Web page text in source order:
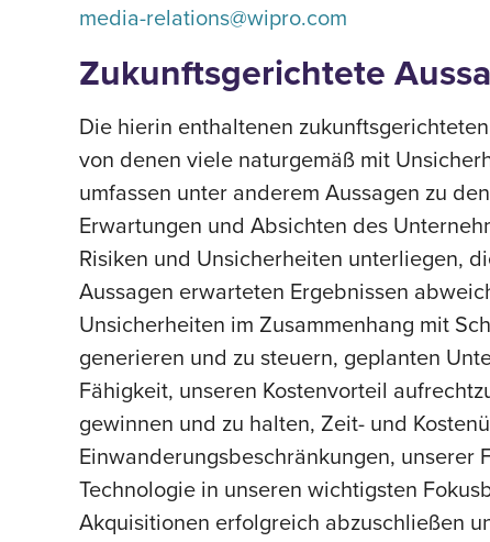
media-relations@wipro.com
Zukunftsgerichtete
Die hierin enthaltenen
von denen viele naturgemäß mit
umfassen unter anderem Aussagen zu
Erwartungen und Absichten des
Risiken und Unsicherheiten unterliegen,
Aussagen erwarteten Ergebnissen
Unsicherheiten im Zusammenhang mit
generieren und zu steuern, geplanten
Fähigkeit, unseren Kostenvorteil
gewinnen und zu halten, Zeit- und
Einwanderungsbeschränkungen,
Technologie in unseren wichtigsten
Akquisitionen erfolgreich abzuschließen